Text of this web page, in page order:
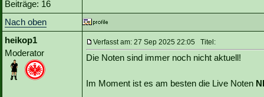
Beiträge: 16
Nach oben
heikop1
Moderator
Verfasst am: 27 Sep 2025 22:05 Titel:
Die Noten sind immer noch nicht aktuell!
Im Moment ist es am besten die Live Noten